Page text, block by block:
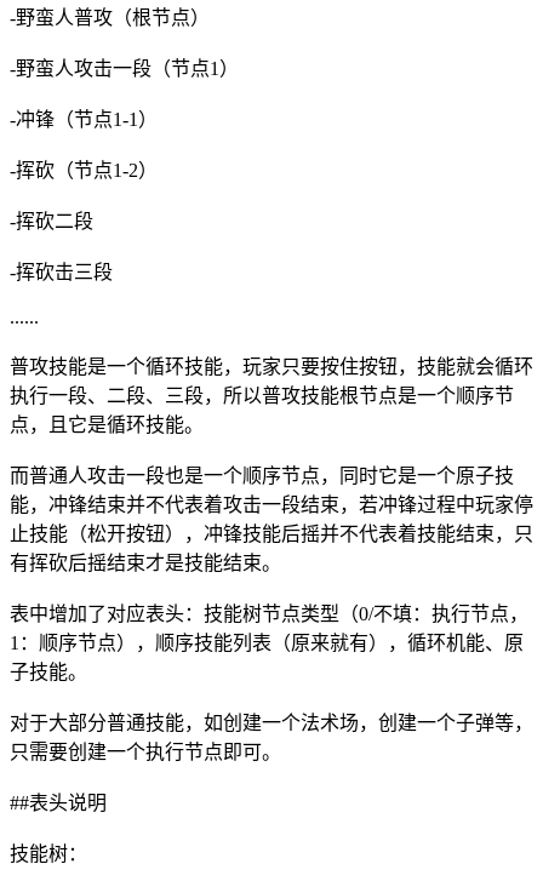
-野蛮人普攻（根节点）
-野蛮人攻击一段（节点1）
-冲锋（节点1-1）
-挥砍（节点1-2）
-挥砍二段
-挥砍击三段
......
普攻技能是一个循环技能，玩家只要按住按钮，技能就会循环
执行一段、二段、三段，所以普攻技能根节点是一个顺序节
点，且它是循环技能。
而普通人攻击一段也是一个顺序节点，同时它是一个原子技
能，冲锋结束并不代表着攻击一段结束，若冲锋过程中玩家停
止技能（松开按钮），冲锋技能后摇并不代表着技能结束，只
有挥砍后摇结束才是技能结束。
表中增加了对应表头：技能树节点类型（0/不填：执行节点，
1：顺序节点），顺序技能列表（原来就有），循环机能、原
子技能。
对于大部分普通技能，如创建一个法术场，创建一个子弹等，
只需要创建一个执行节点即可。
##表头说明
技能树：